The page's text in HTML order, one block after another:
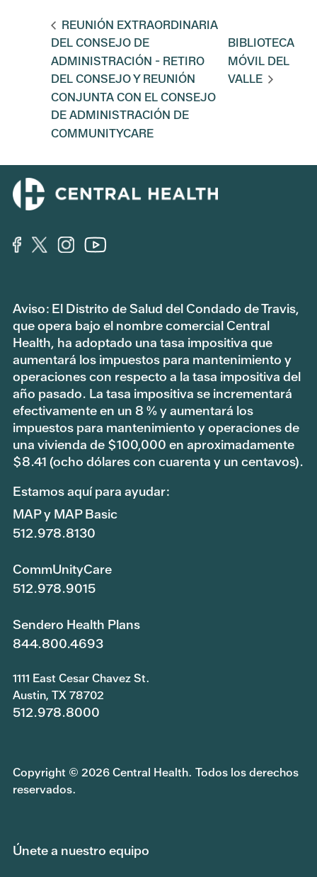
REUNIÓN EXTRAORDINARIA
DEL CONSEJO DE
ADMINISTRACIÓN - RETIRO
DEL CONSEJO Y REUNIÓN
CONJUNTA CON EL CONSEJO
DE ADMINISTRACIÓN DE
COMMUNITYCARE
BIBLIOTECA
MÓVIL DEL
VALLE
Aviso: El Distrito de Salud del Condado de Travis,
que opera bajo el nombre comercial Central
Health, ha adoptado una tasa impositiva que
aumentará los impuestos para mantenimiento y
operaciones con respecto a la tasa impositiva del
año pasado. La tasa impositiva se incrementará
efectivamente en un 8 % y aumentará los
impuestos para mantenimiento y operaciones de
una vivienda de $100,000 en aproximadamente
$8.41 (ocho dólares con cuarenta y un centavos).
Estamos aquí para ayudar:
MAP y MAP Basic
512.978.8130
CommUnityCare
512.978.9015
Sendero Health Plans
844.800.4693
1111 East Cesar Chavez St.
Austin, TX 78702
512.978.8000
Copyright © 2026 Central Health. Todos los derechos
reservados.
Únete a nuestro equipo